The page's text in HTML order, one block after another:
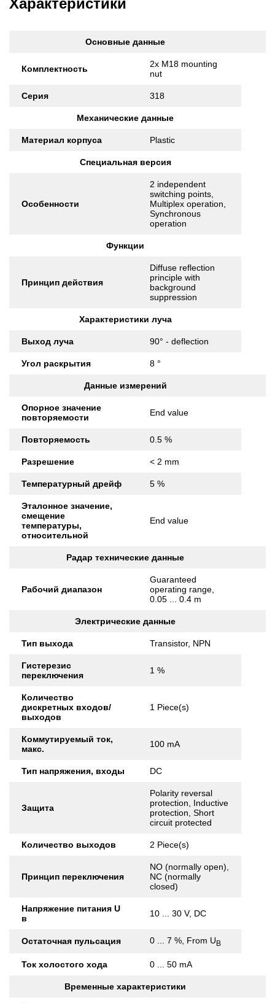
Характеристики
Основные данные
Комплектность
2x M18 mounting
nut
Серия 318
Механические данные
Материал корпуса Plastic
Специальная версия
Особенности
2 independent
switching points,
Multiplex operation,
Synchronous
operation
Функции
Принцип действия
Diffuse reflection
principle with
background
suppression
Характеристики луча
Выход луча 90° - deflection
Угол раскрытия 8 °
Данные измерений
Опорное значение
повторяемости
End value
Повторяемость 0.5 %
Разрешение < 2 mm
Температурный дрейф 5 %
Эталонное значение,
смещение
температуры,
относительной
End value
Радар технические данные
Рабочий диапазон
Guaranteed
operating range,
0.05 ... 0.4 m
Электрические данные
Тип выхода Transistor, NPN
Гистерезис
переключения
1 %
Количество
дискретных входов/
выходов
1 Piece(s)
Коммутируемый ток,
макс.
100 mA
Тип напряжения, входы DC
Защита
Polarity reversal
protection, Inductive
protection, Short
circuit protected
Количество выходов 2 Piece(s)
Принцип переключения
NO (normally open),
NC (normally
closed)
Напряжение питания U
в
10 ... 30 V, DC
Остаточная пульсация 0 ... 7 %, From UB
Ток холостого хода 0 ... 50 mA
Временные характеристики